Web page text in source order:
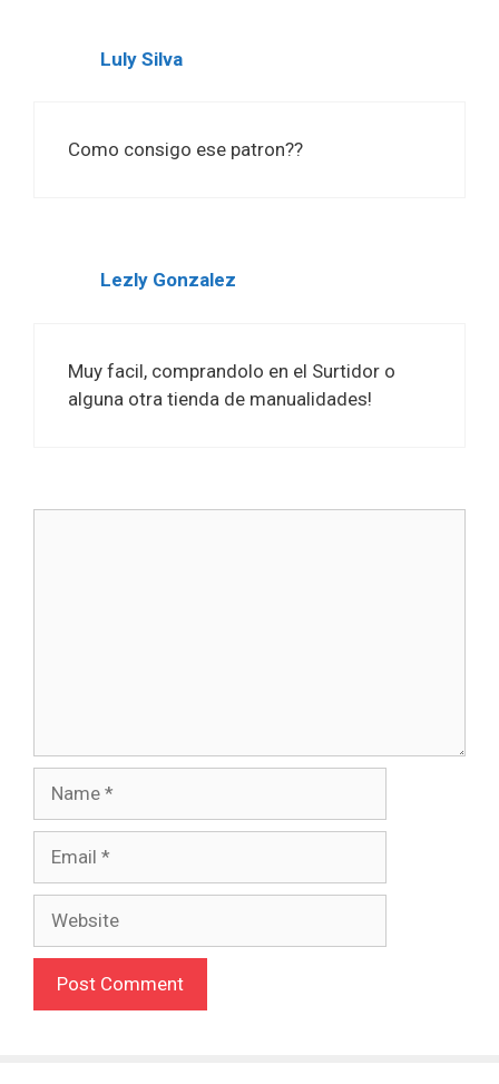
Luly Silva
Como consigo ese patron??
Lezly Gonzalez
Muy facil, comprandolo en el Surtidor o
alguna otra tienda de manualidades!